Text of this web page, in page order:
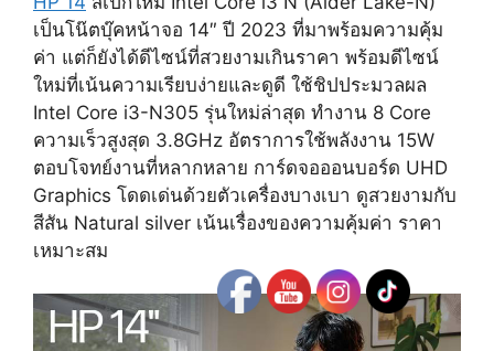
เป็นโน๊ตบุ๊คหน้าจอ 14″ ปี 2023 ที่มาพร้อมความคุ้ม
ค่า แต่ก็ยังได้ดีไซน์ที่สวยงามเกินราคา พร้อมดีไซน์
ใหม่ที่เน้นความเรียบง่ายและดูดี ใช้ชิปประมวลผล
Intel Core i3-N305 รุ่นใหม่ล่าสุด ทำงาน 8 Core
ความเร็วสูงสุด 3.8GHz อัตราการใช้พลังงาน 15W
ตอบโจทย์งานที่หลากหลาย การ์ดจอออนบอร์ด UHD
Graphics โดดเด่นด้วยตัวเครื่องบางเบา ดูสวยงามกับ
สีสัน Natural silver เน้นเรื่องของความคุ้มค่า ราคา
เหมาะสม